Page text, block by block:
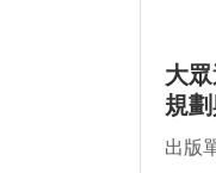
大
規
出版